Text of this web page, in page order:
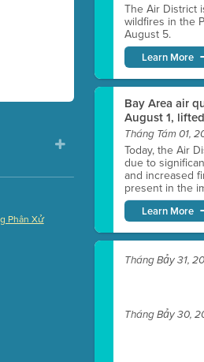
Phân Xử
The Air District
wildfires in the
August 5.
Learn More
Bay Area air
August 1, lifted
Tháng Tám 01,
Today, the Air
due to
and increased
present in the
Learn More
Tháng Bảy 31,
Tháng Bảy 30,